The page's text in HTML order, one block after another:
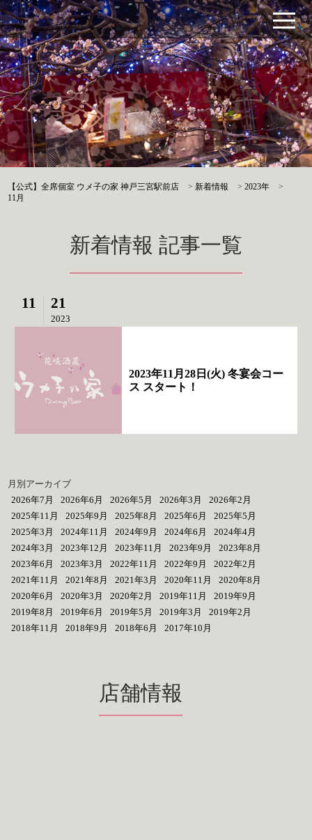
【公式】全席個室 ウメ子の家 神戸三宮駅前店 >新着情報 >2023年
>
11月
新着情報 記事一覧
11 21
2023
2023年11月28日(火) 冬宴会コー
ス スタート！
月別アーカイブ
2026年7月
2026年6月 2026年5月 2026年3月
2026年2月
2025年11月
2025年9月 2025年8月 2025年6月
2025年5月
2025年3月
2024年11月 2024年9月 2024年6月
2024年4月
2024年3月
2023年12月 2023年11月 2023年9月
2023年8月
2023年6月
2023年3月 2022年11月 2022年9月
2022年2月
2021年11月
2021年8月 2021年3月 2020年11月
2020年8月
2020年6月
2020年3月 2020年2月 2019年11月
2019年9月
2019年8月
2019年6月 2019年5月 2019年3月
2019年2月
2018年11月
2018年9月 2018年6月 2017年10月
店舗情報